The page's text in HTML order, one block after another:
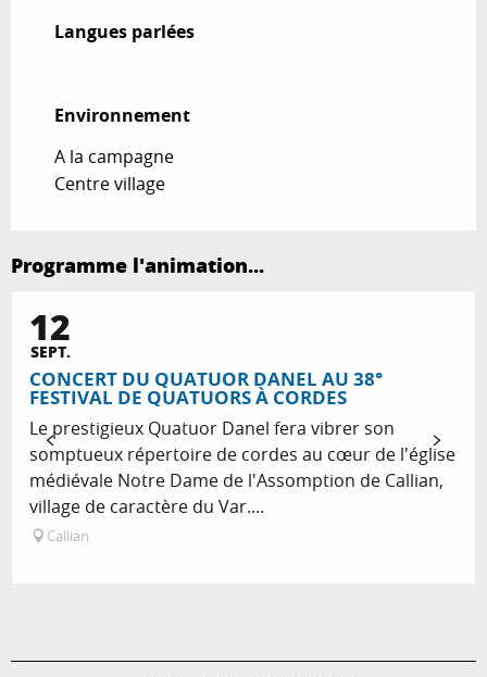
Langues parlées
Langues parlées
Environnement
Environnement
A la campagne
Centre village
Programme l'animation...
12
SEPT.
CONCERT DU QUATUOR DANEL AU 38°
FESTIVAL DE QUATUORS À CORDES
Le prestigieux Quatuor Danel fera vibrer son
somptueux répertoire de cordes au cœur de l'église
médiévale Notre Dame de l'Assomption de Callian,
village de caractère du Var....
Callian